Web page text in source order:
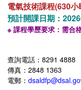
電氣技術課程(630
預計開課日期：
※ 課程學歷要求：需合
查詢電話：8291 4888
傳真： 2848 1363
電郵：